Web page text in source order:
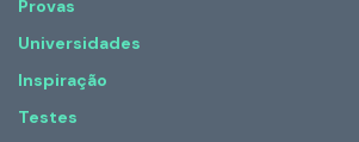
Provas
Universidades
Inspiração
Testes